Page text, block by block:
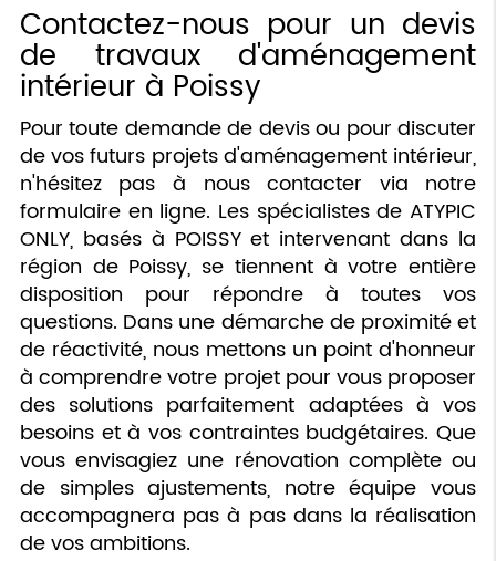
Contactez-nous pour un devis
de travaux d'aménagement
intérieur à Poissy
Pour toute demande de devis ou pour discuter
de vos futurs projets d'aménagement intérieur,
n'hésitez pas à nous contacter via notre
formulaire en ligne. Les spécialistes de ATYPIC
ONLY, basés à POISSY et intervenant dans la
région de Poissy, se tiennent à votre entière
disposition pour répondre à toutes vos
questions. Dans une démarche de proximité et
de réactivité, nous mettons un point d'honneur
à comprendre votre projet pour vous proposer
des solutions parfaitement adaptées à vos
besoins et à vos contraintes budgétaires. Que
vous envisagiez une rénovation complète ou
de simples ajustements, notre équipe vous
accompagnera pas à pas dans la réalisation
de vos ambitions.